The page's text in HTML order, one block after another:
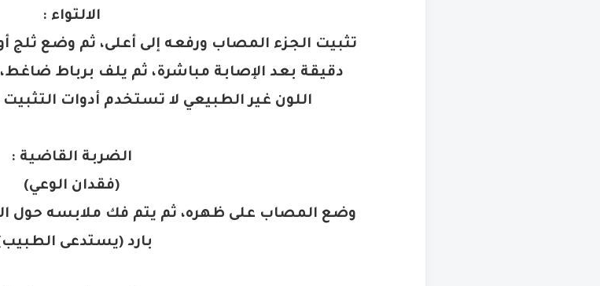
الالتواء :
دقيقة بعد الإصابة مباشرة، ثم يلف برباط ضاغط،
اللون غير الطبيعي لا تستخدم أدوات
الضربة القاضية :
(فقدان الوعي)
وضع المصاب على ظهره، ثم يتم فك ملابسه حول
بارد (يستدعى الطبيب